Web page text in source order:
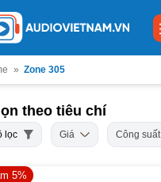
» Zone 305
theo tiêu chí
lọc Giá Công suất
5%